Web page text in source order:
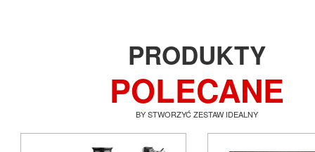
PRODUKTY
POLECANE
BY STWORZYĆ ZESTAW IDEALNY